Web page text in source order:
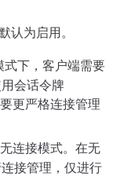
认为启用。
式下，客户端需要
会话令牌
更严格连接管理
连接模式。在无
接管理，仅进行